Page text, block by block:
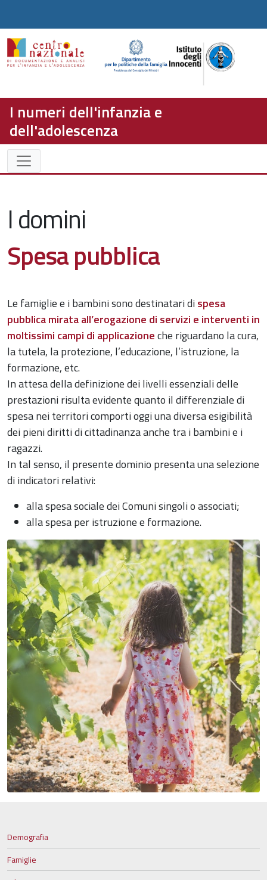
I numeri dell'infanzia e
dell'adolescenza
I domini
Spesa pubblica
Le famiglie e i bambini sono destinatari dispesa
pubblica mirata all’erogazione di servizi e interventi in
moltissimi campi di applicazioneche riguardano la cura,
la tutela, la protezione, l’educazione, l’istruzione, la
formazione, etc.
In attesa della definizione dei livelli essenziali delle
prestazioni risulta evidente quanto il differenziale di
spesa nei territori comporti oggi una diversa esigibilità
dei pieni diritti di cittadinanza anche tra i bambini e i
ragazzi.
In tal senso, il presente dominio presenta una selezione
di indicatori relativi:
alla spesa sociale dei Comuni singoli o associati;
alla spesa per istruzione e formazione.
Demografia
Famiglie